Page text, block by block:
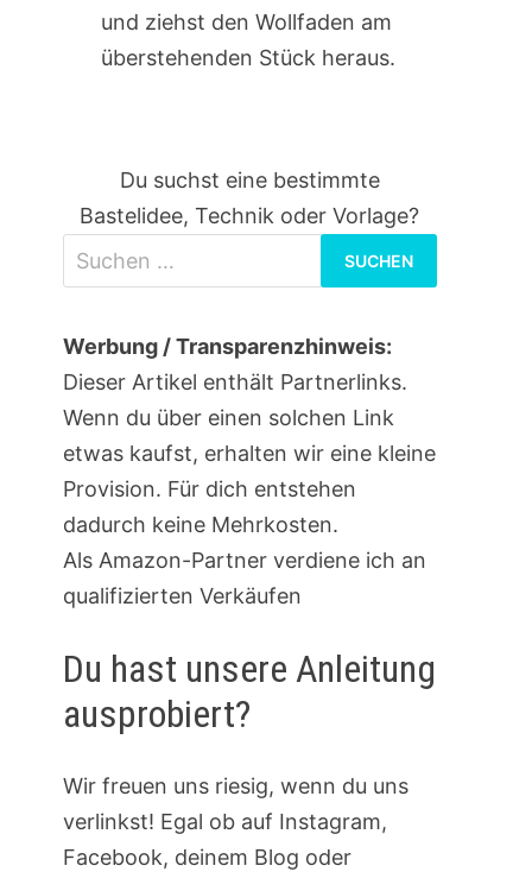
und ziehst den Wollfaden am
überstehenden Stück heraus.
Du suchst eine bestimmte
Bastelidee, Technik oder Vorlage?
nach:
Werbung / Transparenzhinweis:
Dieser Artikel enthält Partnerlinks.
Wenn du über einen solchen Link
etwas kaufst, erhalten wir eine kleine
Provision. Für dich entstehen
dadurch keine Mehrkosten.
Als Amazon-Partner verdiene ich an
qualifizierten Verkäufen
Du hast unsere Anleitung
ausprobiert?
Wir freuen uns riesig, wenn du uns
verlinkst! Egal ob auf Instagram,
Facebook, deinem Blog oder